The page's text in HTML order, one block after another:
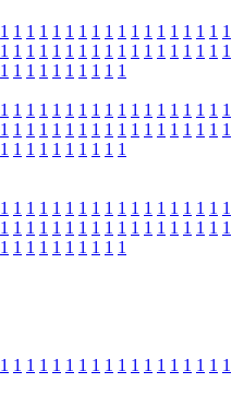
1 1 1 1 1 1 1 1 1 1 1 1 1 1 1 1 1 1
1 1 1 1 1 1 1 1 1 1 1 1 1 1 1 1 1 1
1 1 1 1 1 1 1 1 1 1
1 1 1 1 1 1 1 1 1 1 1 1 1 1 1 1 1 1
1 1 1 1 1 1 1 1 1 1 1 1 1 1 1 1 1 1
1 1 1 1 1 1 1 1 1 1
1 1 1 1 1 1 1 1 1 1 1 1 1 1 1 1 1 1
1 1 1 1 1 1 1 1 1 1 1 1 1 1 1 1 1 1
1 1 1 1 1 1 1 1 1 1
1 1 1 1 1 1 1 1 1 1 1 1 1 1 1 1 1 1